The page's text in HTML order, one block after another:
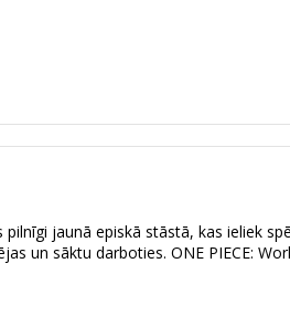
jaunā episkā stāstā, kas ieliek
un sāktu darboties. ONE PIECE: